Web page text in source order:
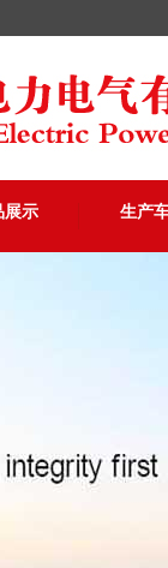
展示 生产